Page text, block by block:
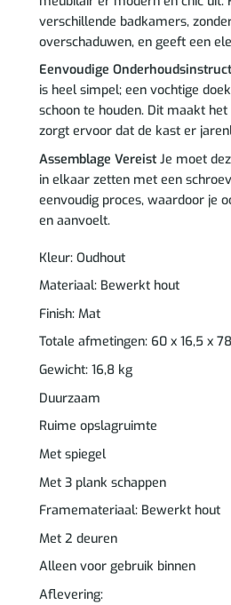
verschillende badkamers,
overschaduwen, en geeft een
Eenvoudige
is heel simpel; een vochtige
schoon te houden. Dit maakt
zorgt ervoor dat de kast er
Assemblage VereistJe moet
in elkaar zetten met een
eenvoudig proces, waardoor je
en aanvoelt.
Kleur: Oudhout
Materiaal: Bewerkt hout
Finish: Mat
Totale afmetingen: 60 x 16,5 x
Gewicht: 16,8 kg
Duurzaam
Ruime opslagruimte
Met spiegel
Met 3 plank schappen
Framemateriaal: Bewerkt hout
Met 2 deuren
Alleen voor gebruik binnen
Aflevering: